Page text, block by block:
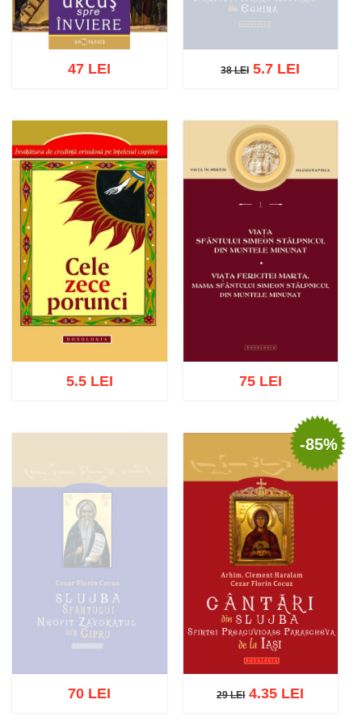
Adaugă în coș Wishlist
47 LEI
Stoc epuizat
38 LEI5.7 LEI
5.5 LEI
Adaugă în coș Wishlist
75 LEI
70 LEI
-85%
29 LEI
29 LEI4.35 LEI